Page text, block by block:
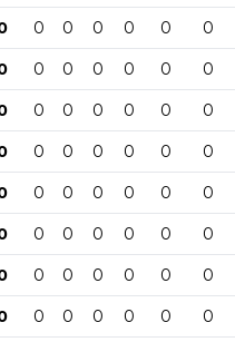
0 0 0 0 0 0
0 0 0 0 0 0
0 0 0 0 0 0
0 0 0 0 0 0
0 0 0 0 0 0
0 0 0 0 0 0
0 0 0 0 0 0
0 0 0 0 0 0